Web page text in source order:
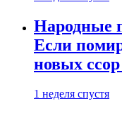
Народные
Если
новых ссор
1 неделя спустя